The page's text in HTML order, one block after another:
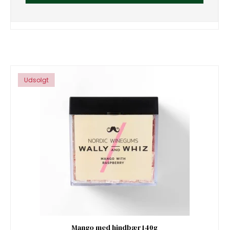
Udsolgt
Mango med hindbær 140g